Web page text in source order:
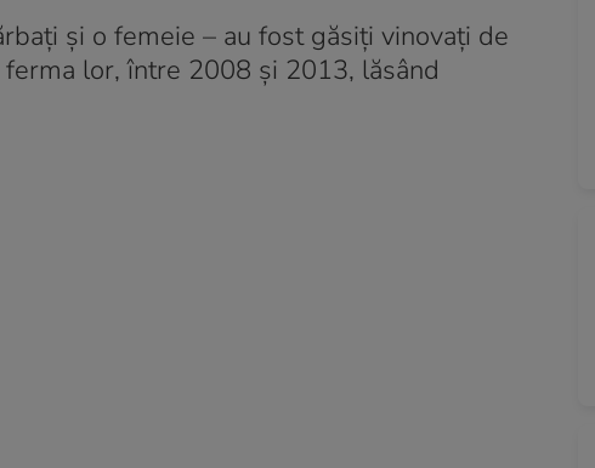
și o femeie – au fost găsiți vinovați de
lor, între 2008 și 2013, lăsând